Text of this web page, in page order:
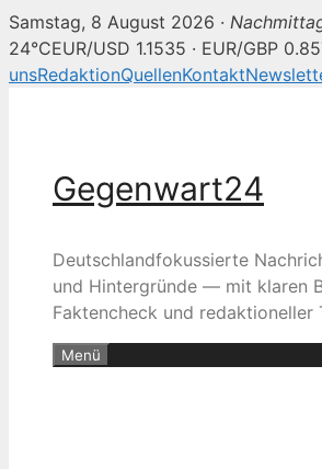
Samstag, 8 August 2026 ·
24°CEUR/USD 1.1535 · EUR/GBP
unsRedaktionQuellenKontakt
Gegenwart24
Deutschlandfokussierte
und Hintergründe — mit klaren
Faktencheck und redaktioneller
Menü